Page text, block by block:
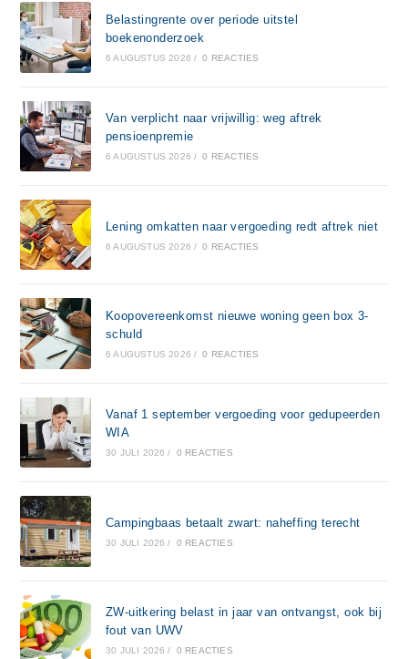
Belastingrente over periode uitstel
boekenonderzoek
6 AUGUSTUS 2026 / 0 REACTIES
Van verplicht naar vrijwillig: weg aftrek
pensioenpremie
6 AUGUSTUS 2026 / 0 REACTIES
Lening omkatten naar vergoeding redt aftrek niet
6 AUGUSTUS 2026 / 0 REACTIES
Koopovereenkomst nieuwe woning geen box 3-
schuld
6 AUGUSTUS 2026 / 0 REACTIES
Vanaf 1 september vergoeding voor gedupeerden
WIA
30 JULI 2026 / 0 REACTIES
Campingbaas betaalt zwart: naheffing terecht
30 JULI 2026 / 0 REACTIES
ZW-uitkering belast in jaar van ontvangst, ook bij
fout van UWV
30 JULI 2026 / 0 REACTIES